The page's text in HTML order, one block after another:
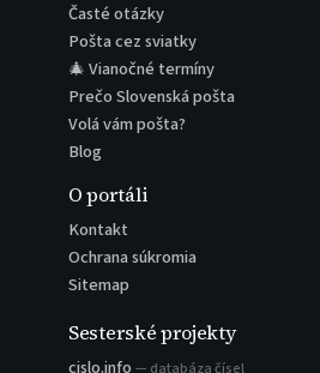
Časté otázky
Pošta cez sviatky
🎄 Vianočné termíny
Prečo Slovenská pošta
Volá vám pošta?
Blog
O portáli
Kontakt
Ochrana súkromia
Sitemap
Sesterské projekty
cislo.info — databáza čísel